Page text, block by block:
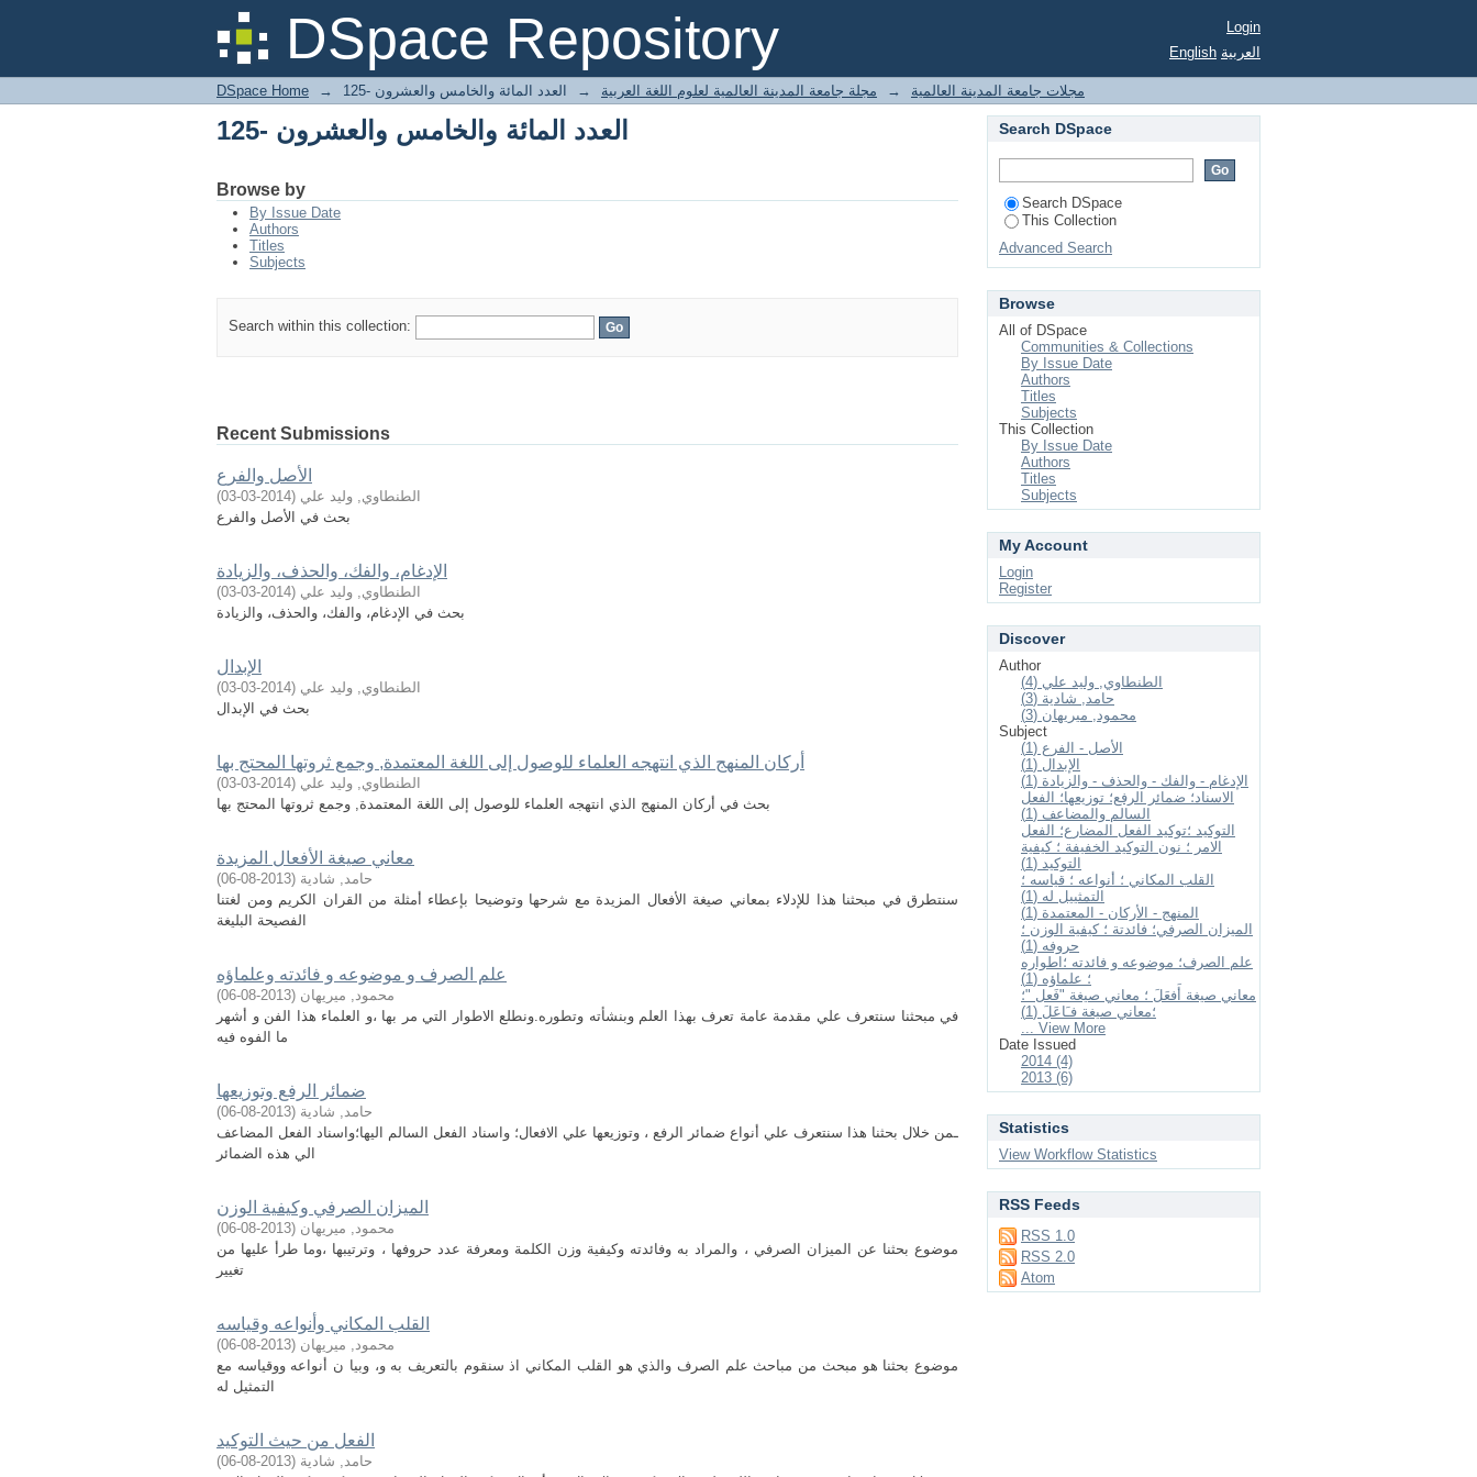
DSpace Repository
العدد المائة والخامس والعشرون -125
Login
English العربية
DSpace Home → مجلات جامعة المدينة العالمية → مجلة جامعة المدينة العالمية لعلوم اللغة العربية → العدد المائة والخامس والعشرون -125
العدد المائة والخامس والعشرون -125
Browse by
By Issue Date
Authors
Titles
Subjects
Search within this collection:
Recent Submissions
الأصل والفرع
الطنطاوي, وليد علي (
2014-03-03
)
بحث في الأصل والفرع
الإدغام، والفك، والحذف، والزيادة
الطنطاوي, وليد علي (
2014-03-03
)
بحث في الإدغام، والفك، والحذف، والزيادة
الإبدال
الطنطاوي, وليد علي (
2014-03-03
)
بحث في الإبدال
أركان المنهج الذي انتهجه العلماء للوصول إلى اللغة المعتمدة, وجمع ثروتها المحتج بها
الطنطاوي, وليد علي (
2014-03-03
)
بحث في أركان المنهج الذي انتهجه العلماء للوصول إلى اللغة المعتمدة, وجمع ثروتها المحتج بها
معاني صيغة الأفعال المزيدة
حامد, شادية (
2013-08-06
)
سنتطرق في مبحثنا هذا للإدلاء بمعاني صيغة الأفعال المزيدة مع شرحها وتوضيحا بإعطاء أمثلة من القران الكريم ومن لغتنا
الفصيحة البليغة
علم الصرف و موضوعه و فائدته وعلماؤه
محمود, ميريهان (
2013-08-06
)
في مبحثنا سنتعرف علي مقدمة عامة تعرف بهذا العلم وبنشأته وتطوره.ونطلع الاطوار التي مر بها ،و العلماء هذا الفن و أشهر
ما الفوه فيه
ضمائر الرفع وتوزيعها
حامد, شادية (
2013-08-06
)
ـمن خلال بحثنا هذا سنتعرف علي أنواع ضمائر الرفع ، وتوزيعها علي الافعال؛ واسناد الفعل السالم اليها؛واسناد الفعل المضاعف
الي هذه الضمائر
الميزان الصرفي وكيفية الوزن
محمود, ميريهان (
2013-08-06
)
موضوع بحثنا عن الميزان الصرفي ، والمراد به وفائدته وكيفية وزن الكلمة ومعرفة عدد حروفها ، وترتيبها ،وما طرأ عليها من
تغيير
القلب المكاني وأنواعه وقياسه
محمود, ميريهان (
2013-08-06
)
موضوع بحثنا هو مبحث من مباحث علم الصرف والذي هو القلب المكاني اذ سنقوم بالتعريف به و، وبيا ن أنواعه ووقياسه مع
التمثيل له
الفعل من حيث التوكيد
حامد, شادية (
2013-08-06
)
Search DSpace
Search DSpace
This Collection
Advanced Search
Browse
All of DSpace
Communities & Collections
By Issue Date
Authors
Titles
Subjects
This Collection
By Issue Date
Authors
Titles
Subjects
My Account
Login
Register
Discover
Author
الطنطاوي, وليد علي (4)
حامد, شادية (3)
محمود, ميريهان (3)
Subject
الأصل - الفرع (1)
الإبدال (1)
الإدغام - والفك - والحذف - والزيادة (1)
الاسناد؛ ضمائر الرفع؛ توزيعها؛ الفعل
السالم والمضاعف (1)
التوكيد ؛توكيد الفعل المضارع؛ الفعل
الامر ؛ نون التوكيد الخفيفة ؛ كيفية
التوكيد (1)
القلب المكاني ؛ أنواعه ؛ قياسه ؛
التمثييل له (1)
المنهج - الأركان - المعتمدة (1)
الميزان الصرفي؛ فائدتة ؛ كيفية الوزن ؛
حروفه (1)
علم الصرف؛ موضوعه و فائدته ؛اطواره
؛ علماؤه (1)
معاني صيغة أَفعَلَ ؛ معاني صيغة "فَعل "؛
؛معاني صيغة فـَاعَلَ (1)
... View More
Date Issued
2014 (4)
2013 (6)
Statistics
View Workflow Statistics
RSS Feeds
RSS 1.0
RSS 2.0
Atom